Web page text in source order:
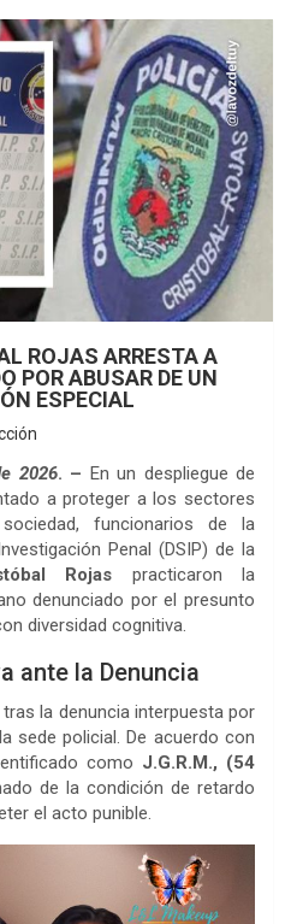
ROJAS ARRESTA A
POR ABUSAR DE UN
ESPECIAL
2026. – En un despliegue de
a proteger a los sectores
funcionarios de la
Penal (DSIP) de la
Rojas practicaron la
denunciado por el presunto
diversidad cognitiva.
ante la Denuncia
la denuncia interpuesta por
sede policial. De acuerdo con
como J.G.R.M., (54
de la condición de retardo
el acto punible.